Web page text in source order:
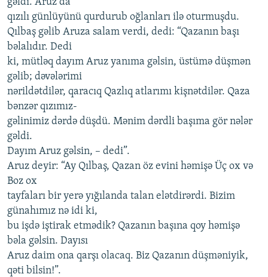
qızılı günlüyünü qurdurub oğlanları ilə oturmuşdu.
Qılbaş gəlib Aruza salam verdi, dedi: “Qazanın başı
bəlalıdır. Dedi
ki, mütləq dayım Aruz yanıma gəlsin, üstümə düşmən
gəlib; dəvələrimi
nərildətdilər, qaracıq Qazlıq atlarımı kişnətdilər. Qaza
bənzər qızımız-
gəlinimiz dərdə düşdü. Mənim dərdli başıma gör nələr
gəldi.
Dayım Aruz gəlsin, – dedi”.
Aruz deyir: “Ay Qılbaş, Qazan öz evini həmişə Üç ox və
Boz ox
tayfaları bir yerə yığılanda talan elətdirərdi. Bizim
günahımız nə idi ki,
bu işdə iştirak etmədik? Qazanın başına qoy həmişə
bəla gəlsin. Dayısı
Aruz daim ona qarşı olacaq. Biz Qazanın düşməniyik,
qəti bilsin!”.